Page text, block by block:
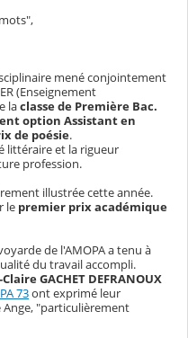
mené conjointement
(Enseignement
laclasse de Première Bac.
option Assistant en
de poésie.
littéraire et la rigueur
profession.
illustrée cette année.
le premier prix académique
de l'AMOPA a tenu à
du travail accompli.
GACHET DEFRANOUX
73ont exprimé leur
"particulièrement